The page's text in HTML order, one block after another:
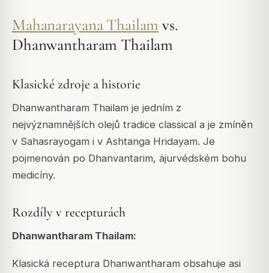
Mahanarayana Thailam vs.
Dhanwantharam Thailam
Klasické zdroje a historie
Dhanwantharam Thailam je jedním z
nejvýznamnějších olejů tradice classical a je zmíněn
v Sahasrayogam i v Ashtanga Hridayam. Je
pojmenován po Dhanvantarim, ájurvédském bohu
medicíny.
Rozdíly v recepturách
Dhanwantharam Thailam:
Klasická receptura Dhanwantharam obsahuje asi